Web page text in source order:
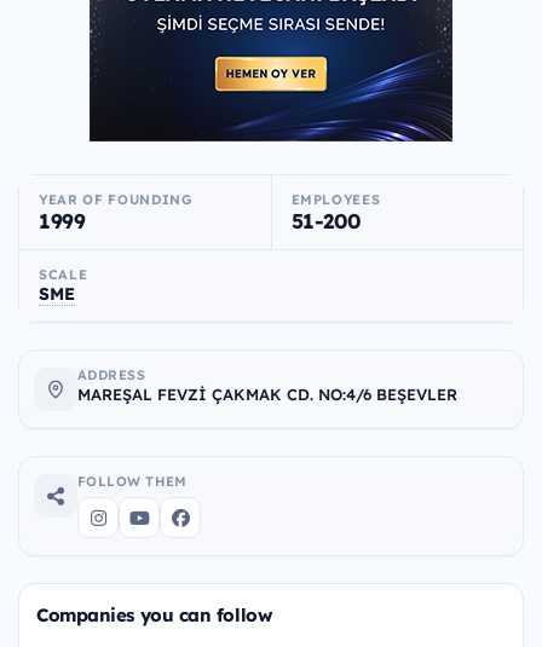
YEAR OF FOUNDING
1999
EMPLOYEES
51-200
SCALE
SME
ADDRESS
MAREŞAL FEVZİ ÇAKMAK CD. NO:4/6 BEŞEVLER
FOLLOW THEM
Companies you can follow